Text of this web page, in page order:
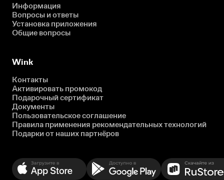
Информация
Вопросы и ответы
Установка приложения
Общие вопросы
Wink
Контакты
Активировать промокод
Подарочный сертификат
Документы
Пользовательское соглашение
Правила применения рекомендательных технологий
Подарки от наших партнёров